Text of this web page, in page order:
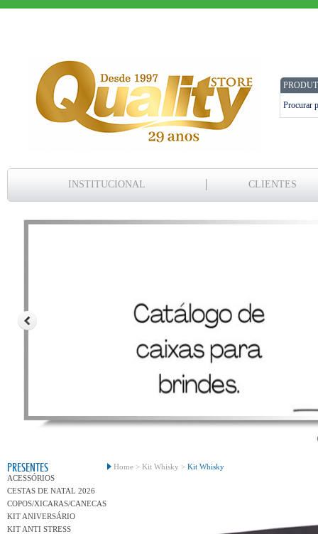
INSTITUCIONAL CLIENTES
PRESENTES
ACESSÓRIOS
CESTAS DE NATAL 2026
COPOS/XICARAS/CANECAS
KIT ANIVERSÁRIO
KIT ANTI STRESS
Home > Kit Whisky > Kit Whisky